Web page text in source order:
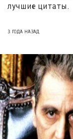
лучшие цитаты.
3 ГОДА НАЗАД